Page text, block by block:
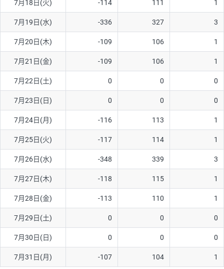
ソ/円は10万通貨単位。
7月18日(火) -114 111 1
7月19日(水) -336 327 3
7月20日(木) -109 106 1
7月21日(金) -109 106 1
7月22日(土) 0 0 0
7月23日(日) 0 0 0
7月24日(月) -116 113 1
7月25日(火) -117 114 1
7月26日(水) -348 339 3
7月27日(木) -118 115 1
7月28日(金) -113 110 1
7月29日(土) 0 0 0
7月30日(日) 0 0 0
7月31日(月) -107 104 1